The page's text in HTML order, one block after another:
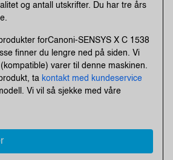
og antall utskrifter. Du har tre års
forCanoni-SENSYS X C 1538
finner du lengre ned på siden. Vi
varer til denne maskinen.
ta kontakt med kundeservice
Vi vil så sjekke med våre